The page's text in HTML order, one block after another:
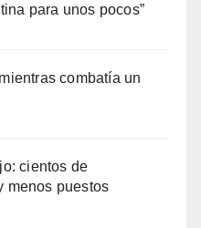
para unos pocos”
combatía un
cientos de
menos puestos